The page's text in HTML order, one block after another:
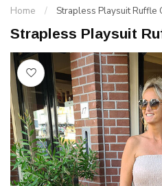
Home / Strapless Playsuit Ruffle
Strapless Playsuit